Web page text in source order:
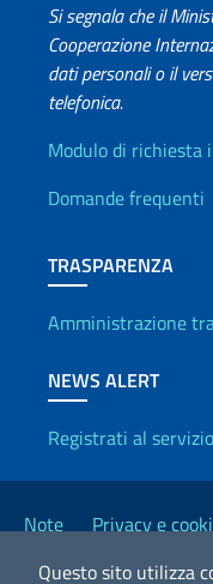
Questo sito utilizza
Si segnala che il
Cooperazione
dati personali o il
telefonica.
Info utili
Modulo di richiesta
Domande frequenti
TRASPARENZA
Amministrazione
NEWS ALERT
Registrati al
Link Utili
Note
Privacy e